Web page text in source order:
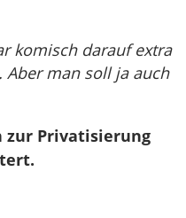
komisch darauf extra
Aber man soll ja auch
zur Privatisierung